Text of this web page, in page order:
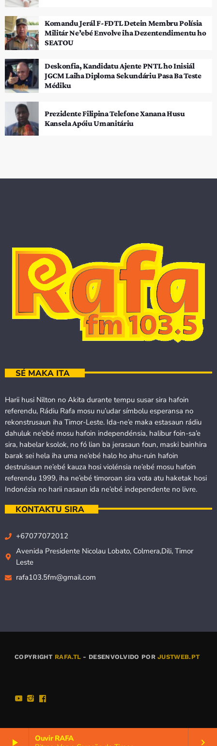
play_arrow
Ouvir RAFA
keyboard_arrow_right
Komandu Jerál F-FDTL Detein Membru Polísia
Militár Ne’ebé Envolve iha Dezentendimentu ho
SEATOU
Deskonfia, Kandidatu Ajente PNTL ho Inisiál
JGCM Laiha Diploma Sekundáriu Pasa Ba Teste
Médiku
Prezidente Filipina Telefone Xanana Husu
Kansela Apóiu Umanitáriu
SÉ MAKA ITA
Harii husi Nilton no Akita durante tempu susar sira hafoin
referendu, Rádiu Rafa mosu nu’udar símbolu esperansa no
rekonstrusaun iha Timor-Leste. Ida-ne’e maka estasaun rádiu
dahuluk ne’ebé mosu hafoin independénsia, halibur foin-sa’e
sira, habelar ksolok, no fó lian ba jerasaun foun, maski bainhira
barak sei hela iha uma ne’ebé halo ho ahu-ruin hafoin
destruisaun ne’ebé kauza hosi violénsia ne’ebé mosu hafoin
referendu 1999, iha ne’ebé timoroan sira vota atu haketak hosi
Indonézia no harii nasaun ida ne’ebé independente no livre.
KONTAKTU SIRA
+67077072012
Avenida Presidente Nicolau Lobato, Colmera,Dili, Timor
Leste
rafa103.5fm@gmail.com
COPYRIGHT RAFA.TL - DESENVOLVIDO PORJUSTWEB.PT